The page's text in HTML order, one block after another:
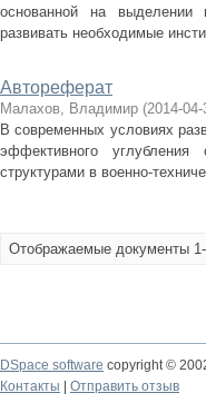
основанной на выделении
развивать необходимые
Автореферат
Малахов, Владимир (2014-04-
В современных условиях
эффективного углубления
структурами в военно-
Отображаемые документы
DSpace software copyright ©
Контакты
Отправить отзыв